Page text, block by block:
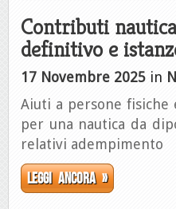
Contributi
definitivo e
17 Novembre 2025 in
Aiuti a persone
per una nautica da
relativi adempimento
Leggi ancora »